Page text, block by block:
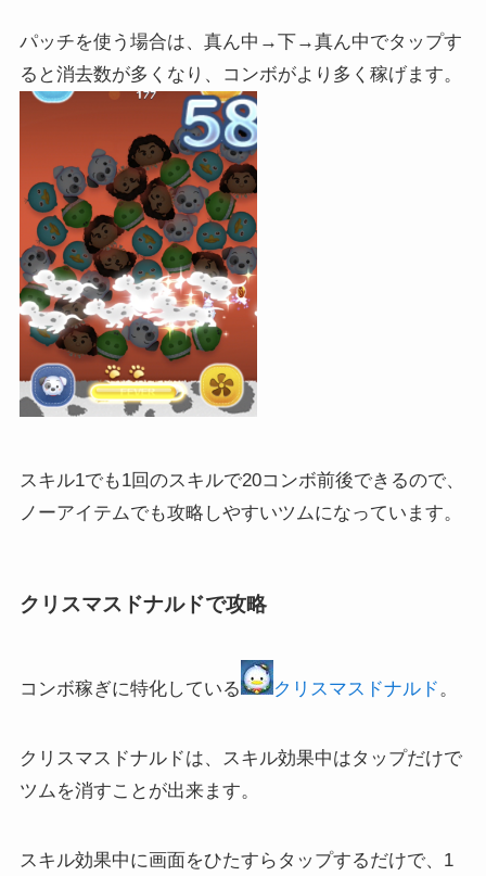
パッチを使う場合は、真ん中→下→真ん中でタップす
ると消去数が多くなり、コンボがより多く稼げます。
スキル1でも1回のスキルで20コンボ前後できるので、
ノーアイテムでも攻略しやすいツムになっています。
クリスマスドナルドで攻略
コンボ稼ぎに特化している クリスマスドナルド 。
クリスマスドナルドは、スキル効果中はタップだけで
ツムを消すことが出来ます。
スキル効果中に画面をひたすらタップするだけで、1